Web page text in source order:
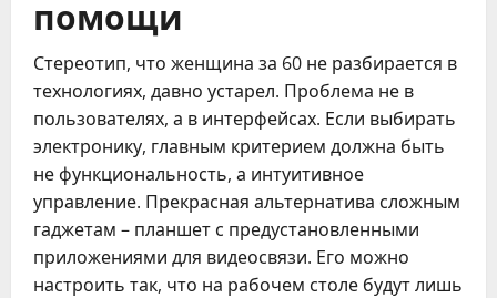
помощи
Стереотип, что женщина за 60 не разбирается в
технологиях, давно устарел. Проблема не в
пользователях, а в интерфейсах. Если выбирать
электронику, главным критерием должна быть
не функциональность, а интуитивное
управление. Прекрасная альтернатива сложным
гаджетам – планшет с предустановленными
приложениями для видеосвязи. Его можно
настроить так, что на рабочем столе будут лишь